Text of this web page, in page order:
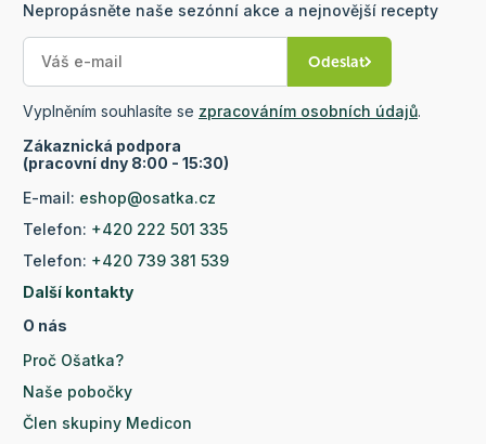
Nepropásněte naše sezónní akce a nejnovější recepty
Odeslat
Vyplněním souhlasíte se zpracováním osobních údajů.
Zákaznická podpora
(pracovní dny 8:00 - 15:30)
E-mail: eshop@osatka.cz
Telefon: +420 222 501 335
Telefon: +420 739 381 539
Další kontakty
O nás
Proč Ošatka?
Naše pobočky
Člen skupiny Medicon